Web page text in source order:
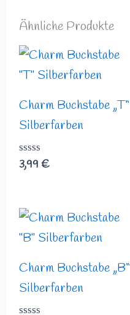
Ähnliche Produkte
Charm Buchstabe „T“
Silberfarben
Bewertet
mit
3,99 €
Charm Buchstabe „B“
Silberfarben